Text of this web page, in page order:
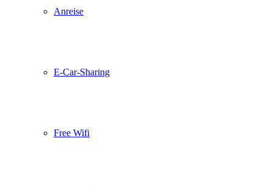
Anreise
E-Car-Sharing
Free Wifi